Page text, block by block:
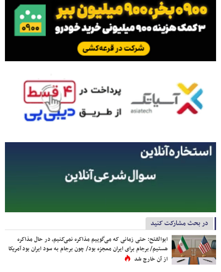
در بحث مشارکت کنید
ابوالفتح: حتی زمانی که می‌گوییم مذاکره نمی‌کنیم، در حال مذاکره
هستیم/ برجام برای ایران معجزه بود/ چون برجام به سود ایران بود آمریکا
از آن خارج شد